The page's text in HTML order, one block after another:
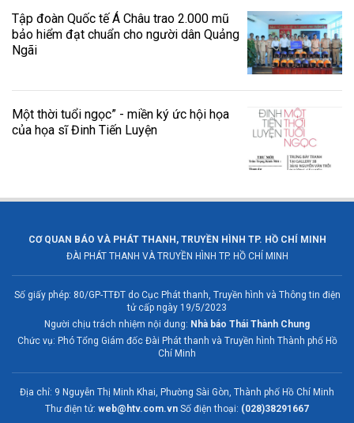
Tập đoàn Quốc tế Á Châu trao 2.000 mũ
bảo hiểm đạt chuẩn cho người dân Quảng
Ngãi
Một thời tuổi ngọc” - miền ký ức hội họa
của họa sĩ Đinh Tiến Luyện
CƠ QUAN BÁO VÀ PHÁT THANH, TRUYỀN HÌNH TP. HỒ CHÍ MINH
ĐÀI PHÁT THANH VÀ TRUYỀN HÌNH TP. HỒ CHÍ MINH
Số giấy phép: 80/GP-TTĐT do Cục Phát thanh, Truyền hình và Thông tin điện
tử cấp ngày 19/5/2023
Người chịu trách nhiệm nội dung: Nhà báo Thái Thành Chung
Chức vụ: Phó Tổng Giám đốc Đài Phát thanh và Truyền hình Thành phố Hồ
Chí Minh
Địa chỉ: 9 Nguyễn Thị Minh Khai, Phường Sài Gòn, Thành phố Hồ Chí Minh
Thư điện tử: web@htv.com.vn Số điện thoại: (028)38291667